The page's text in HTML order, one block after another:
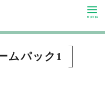
ムパック1